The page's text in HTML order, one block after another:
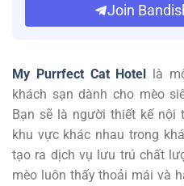
Join
My Purrfect Cat Hotel là
khách sạn dành cho mèo
Bạn sẽ là người thiết kế nội
khu vực khác nhau trong
tạo ra dịch vụ lưu trú chất
mèo luôn thấy thoải mái và